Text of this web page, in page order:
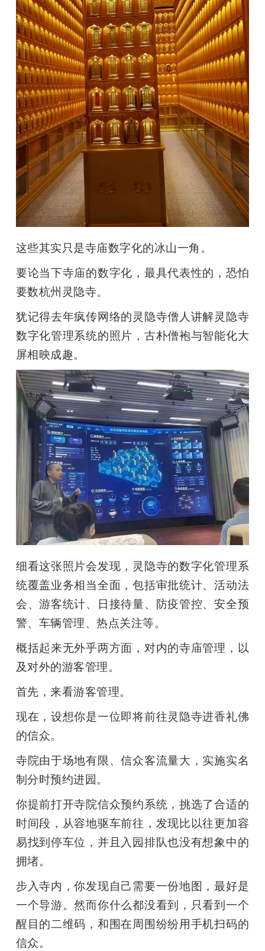
这些其实只是寺庙数字化的冰山一角。
要论当下寺庙的数字化，最具代表性的，恐怕
要数杭州灵隐寺。
犹记得去年疯传网络的灵隐寺僧人讲解灵隐寺
数字化管理系统的照片，古朴僧袍与智能化大
屏相映成趣。
细看这张照片会发现，灵隐寺的数字化管理系
统覆盖业务相当全面，包括审批统计、活动法
会、游客统计、日接待量、防疫管控、安全预
警、车辆管理、热点关注等。
概括起来无外乎两方面，对内的寺庙管理，以
及对外的游客管理。
首先，来看游客管理。
现在，设想你是一位即将前往灵隐寺进香礼佛
的信众。
寺院由于场地有限、信众客流量大，实施实名
制分时预约进园。
你提前打开寺院信众预约系统，挑选了合适的
时间段，从容地驱车前往，发现比以往更加容
易找到停车位，并且入园排队也没有想象中的
拥堵。
步入寺内，你发现自己需要一份地图，最好是
一个导游。然而你什么都没看到，只看到一个
醒目的二维码，和围在周围纷纷用手机扫码的
信众。